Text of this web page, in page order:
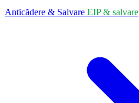
Anticădere & Salvare EIP & salvare